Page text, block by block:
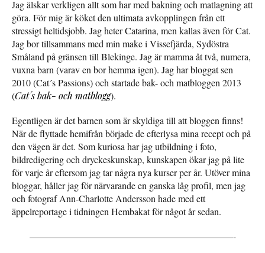
Jag älskar verkligen allt som har med bakning och matlagning att
göra. För mig är köket den ultimata avkopplingen från ett
stressigt heltidsjobb. Jag heter Catarina, men kallas även för Cat.
Jag bor tillsammans med min make i Vissefjärda, Sydöstra
Småland på gränsen till Blekinge. Jag är mamma åt två, numera,
vuxna barn (varav en bor hemma igen). Jag har bloggat sen
2010 (Cat´s Passions) och startade bak- och matbloggen 2013
(Cat´s bak- och matblogg).
Egentligen är det barnen som är skyldiga till att bloggen finns!
När de flyttade hemifrån började de efterlysa mina recept och på
den vägen är det. Som kuriosa har jag utbildning i foto,
bildredigering och dryckeskunskap, kunskapen ökar jag på lite
för varje år eftersom jag tar några nya kurser per år. Utöver mina
bloggar, håller jag för närvarande en ganska låg profil, men jag
och fotograf Ann-Charlotte Andersson hade med ett
äppelreportage i tidningen Hembakat för något år sedan.
—————————————————————–-